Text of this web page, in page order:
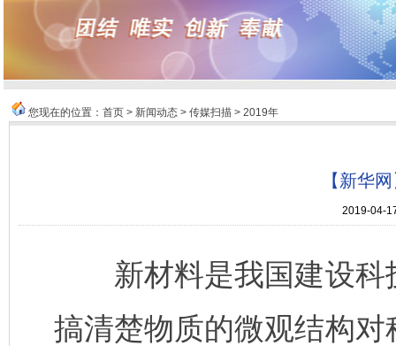
您现在的位置： 首页 > 新闻动态 > 传媒扫描 > 2019年
【新华
2019-04-
新材料是我国建设科
搞清楚物质的微观结构